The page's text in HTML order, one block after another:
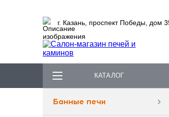
г. Казань, проспект Победы, дом
КАТАЛОГ
Банные печи